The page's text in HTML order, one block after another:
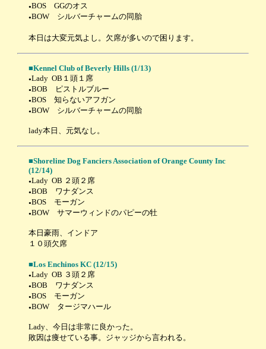
●BOS GGのオス
●BOW シルバーチャームの同胎
本日は大変元気よし。欠席が多いので困ります。
■Kennel Club of Beverly Hills (1/13)
●Lady OB１頭１席
●BOB ピストルブルー
●BOS 知らないアフガン
●BOW シルバーチャームの同胎
lady本日、元気なし。
■Shoreline Dog Fanciers Association of Orange County Inc
(12/14)
●Lady OB ２頭２席
●BOB ワナダンス
●BOS モーガン
●BOW サマーウィンドのパピーの牡
本日豪雨、インドア
１０頭欠席
■Los Enchinos KC (12/15)
●Lady OB ３頭２席
●BOB ワナダンス
●BOS モーガン
●BOW タージマハール
Lady、今日は非常に良かった。
敗因は痩せている事。ジャッジから言われる。